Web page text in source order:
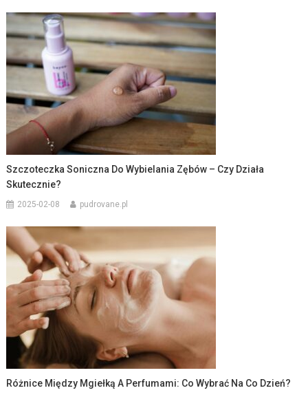
Szczoteczka Soniczna Do Wybielania Zębów – Czy Działa
Skutecznie?
2025-02-08 pudrovane.pl
Różnice Między Mgiełką A Perfumami: Co Wybrać Na Co Dzień?